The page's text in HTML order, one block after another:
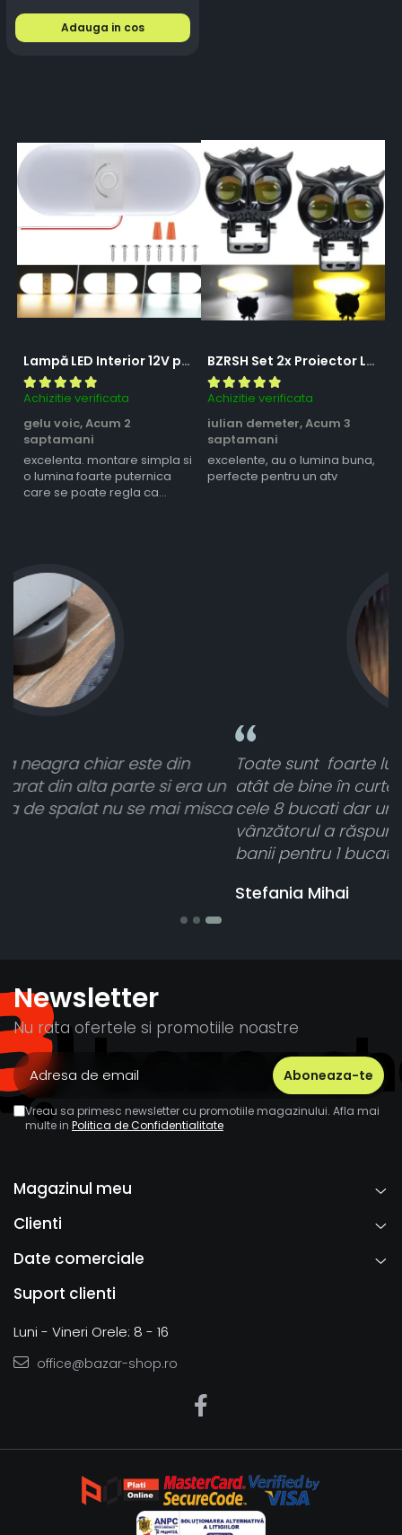
Adauga in cos
Lampă LED Interior 12V pentru Dubă, Camper și Rulotă - 180LED, 33 cm, 3 Temperaturii de Culoare, Intensitate Reglabilă, Iluminare Compartiment Marfă
Achizitie verificata
gelu voic,Acum 2
saptamani
excelenta. montare simpla si
o lumina foarte puternica
care se poate regla ca
BZRSH Set 2x Proiector LED Bufnita 50W Lupa 2 Faze Alb-Galben 12-24V Moto ATV
Achizitie verificata
iulian demeter,Acum 3
saptamani
excelente, au o lumina buna,
perfecte pentru un atv
Toate sunt foarte luminoase și funcționează
atât de bine în curtea din spate. A primit toate
cele 8 bucati dar una nu a funcționat,
vânzătorul a răspuns rapid și a rambursat
banii pentru 1 bucata, Multumesc
Newsletter
Nu rata ofertele si promotiile noastre
Vreau sa primesc newsletter cu promotiile magazinului. Afla mai
multe in Politica de Confidentialitate
Magazinul meu
Clienti
Date comerciale
Suport clienti
Luni - Vineri Orele: 8 - 16
office@bazar-shop.ro